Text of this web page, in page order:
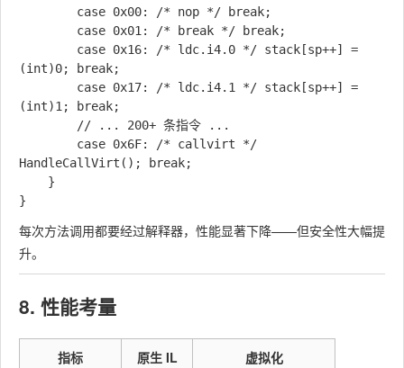
(int)0; break;
(int)1; break;
HandleCallVirt(); break;
每次方法调用都要经过解释器，性能显著下降——但安全性大幅提
升。
8. 性能考量
指标 原生 IL 虚拟化